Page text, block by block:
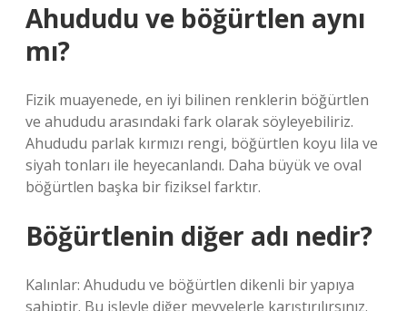
Ahududu ve böğürtlen aynı
mı?
Fizik muayenede, en iyi bilinen renklerin böğürtlen
ve ahududu arasındaki fark olarak söyleyebiliriz.
Ahududu parlak kırmızı rengi, böğürtlen koyu lila ve
siyah tonları ile heyecanlandı. Daha büyük ve oval
böğürtlen başka bir fiziksel farktır.
Böğürtlenin diğer adı nedir?
Kalınlar: Ahududu ve böğürtlen dikenli bir yapıya
sahiptir. Bu işlevle diğer meyvelerle karıştırılırsınız.